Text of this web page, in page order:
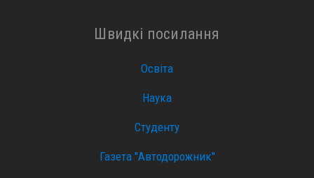
Швидкі посилання
Освіта
Наука
Студенту
Газета "Автодорожник"